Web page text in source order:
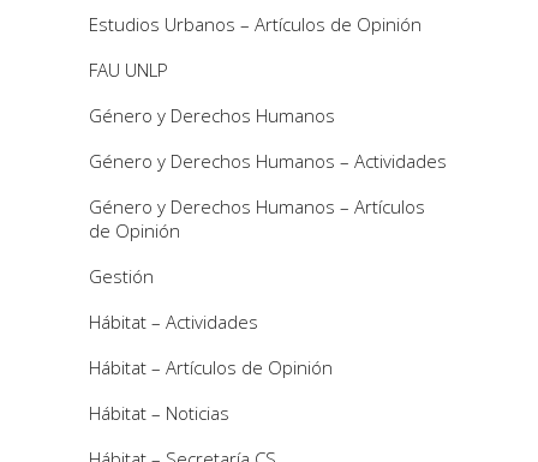
Estudios Urbanos – Artículos de Opinión
FAU UNLP
Género y Derechos Humanos
Género y Derechos Humanos – Actividades
Género y Derechos Humanos – Artículos
de Opinión
Gestión
Hábitat – Actividades
Hábitat – Artículos de Opinión
Hábitat – Noticias